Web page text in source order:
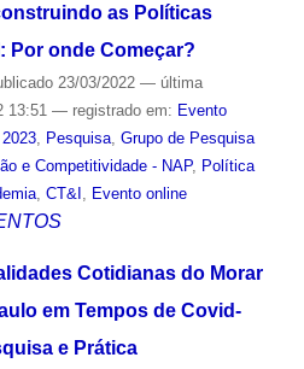
as Políticas
Por onde Começar?
23/03/2022 — última
13:51 — registrado em: Evento
, Pesquisa, Grupo de Pesquisa
e Competitividade - NAP, Política
, CT&I Evento online
Cotidianas do Morar
em Tempos de Covid-
e Prática